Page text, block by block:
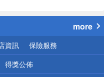
more
資訊 保險服務
得獎公佈